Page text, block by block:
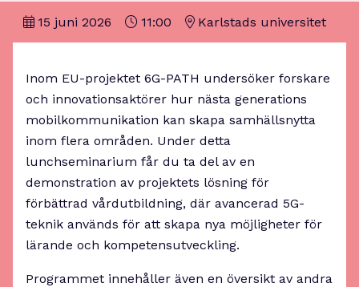
15 juni 2026 11:00 Karlstads universitet
Inom EU-projektet 6G-PATH undersöker forskare
och innovationsaktörer hur nästa generations
mobilkommunikation kan skapa samhällsnytta
inom flera områden. Under detta
lunchseminarium får du ta del av en
demonstration av projektets lösning för
förbättrad vårdutbildning, där avancerad 5G-
teknik används för att skapa nya möjligheter för
lärande och kompetensutveckling.
Programmet innehåller även en översikt av andra